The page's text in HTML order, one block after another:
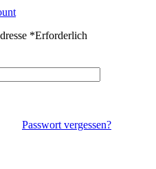
*Erforderlich
Passwort vergessen?